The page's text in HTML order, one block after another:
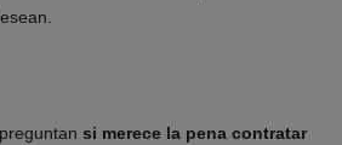
si merece la pena contratar